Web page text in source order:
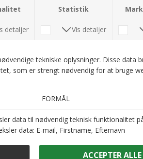
Optjen 5 procent rabat på alle din køb
Andre købte også